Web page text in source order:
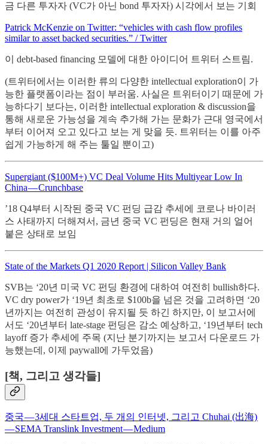
금 다른 투자자 (VC가 아닌 bond 투자자) 시각에서 보는 기회
Patrick McKenzie on Twitter: “vehicles with cash flow profiles
similar to asset backed securities.” / Twitter
이 debt-based financing 모델에 대한 아이디어 트위터 스트림.
(트위터에서는 이러한 류의 다양한 intellectual exploration이 가
능한 플랫폼이라는 점이 부러움. 사실은 트위터이기 때문에 가
능하다기 보다는, 이러한 intellectual exploration & discussion을
통해 새로운 가능성을 계속 추가해 가는 문화가 근대 영국에서
부터 이어져 오고 있다고 보는 게 맞을 듯. 트위터는 이를 아주
쉽게 가능하게 해 주는 툴일 뿐이고)
Supergiant ($100M+) VC Deal Volume Hits Multiyear Low In
China — Crunchbase
’18 Q4부터 시작된 중국 VC 펀딩 급감 추세에 코로나 바이러
스 사태까지 더해져서, 금년 중국 VC 펀딩은 현재 거의 얼어
붙은 상태로 보임
State of the Markets Q1 2020 Report | Silicon Valley Bank
SVB는 ‘20년 미국 VC 펀딩 환경에 대하여 여전히 bullish하다.
VC dry power가 ‘19년 최초로 $100b을 넘은 것을 고려하면 ‘20
년까지는 여전히 관성이 유지될 듯 하긴 하지만, 이 보고서에
서도 ‘20년부터 late-stage 펀딩은 감소 예상하고, ‘19년부터 tech
layoff 증가 추세에 주목 (지난 분기까지는 보고서 다운로드 가
능했는데, 이제 paywall에 가두었음)
[책, 그리고 생각들]
중국 — 3세대 스타트업, 두 개의 인터넷, 그리고 Chuhai (出海)
— SEMA Translink Investment — Medium